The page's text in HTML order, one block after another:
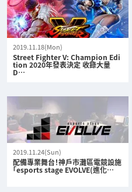
2019.11.18(Mon)
Street Fighter V: Champion Edi
tion 2020年發表決定 收錄大量
D…
2019.11.24(Sun)
配備專業舞台！神戶市灘區電競設施
「esports stage EVOLVE(進化…